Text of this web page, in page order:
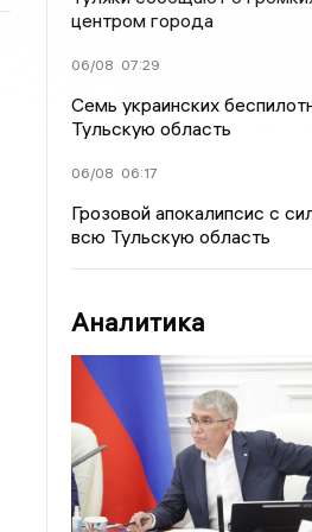
центром города
06/08 07:29
Семь украинских
Тульскую область
06/08 06:17
Грозовой апокалипсис с
всю Тульскую область
Аналитика